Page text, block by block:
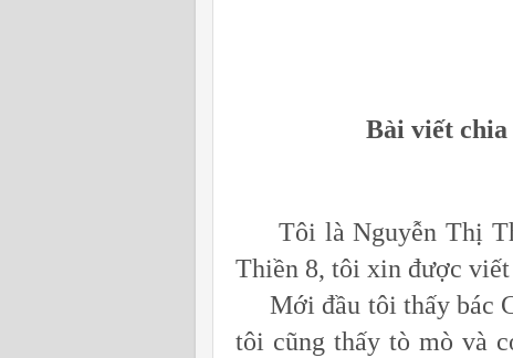
Bài viết chia
Tôi là Nguyễn Thị
Thiền 8, tôi xin được viết
Mới đầu tôi thấy bác
tôi cũng thấy tò mò và